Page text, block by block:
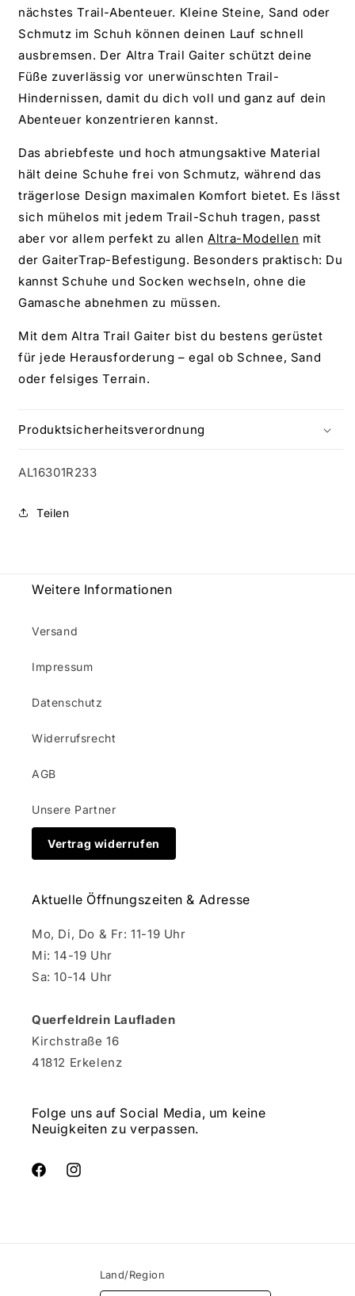
nächstes Trail-Abenteuer. Kleine Steine, Sand oder
Schmutz im Schuh können deinen Lauf schnell
ausbremsen. Der Altra Trail Gaiter schützt deine
Füße zuverlässig vor unerwünschten Trail-
Hindernissen, damit du dich voll und ganz auf dein
Abenteuer konzentrieren kannst.
Das abriebfeste und hoch atmungsaktive Material
hält deine Schuhe frei von Schmutz, während das
trägerlose Design maximalen Komfort bietet. Es lässt
sich mühelos mit jedem Trail-Schuh tragen, passt
aber vor allem perfekt zu allenAltra-Modellen mit
der GaiterTrap-Befestigung. Besonders praktisch: Du
kannst Schuhe und Socken wechseln, ohne die
Gamasche abnehmen zu müssen.
Mit dem Altra Trail Gaiter bist du bestens gerüstet
für jede Herausforderung – egal ob Schnee, Sand
oder felsiges Terrain.
Produktsicherheitsverordnung
SKU:
AL16301R233
Teilen
Weitere Informationen
Versand
Impressum
Datenschutz
Widerrufsrecht
AGB
Unsere Partner
Vertrag widerrufen
Aktuelle Öffnungszeiten & Adresse
Mo, Di, Do & Fr: 11-19 Uhr
Mi: 14-19 Uhr
Sa: 10-14 Uhr
Querfeldrein Laufladen
Kirchstraße 16
41812 Erkelenz
Folge uns auf Social Media, um keine
Neuigkeiten zu verpassen.
FacebookInstagram
Land/Region